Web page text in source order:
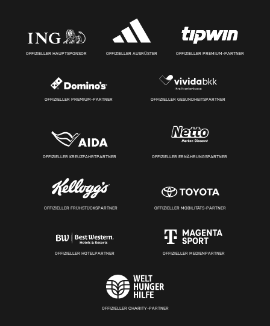
OFFIZIELLER HAUPTSPONSOR OFFIZIELLER AUSRÜSTER OFFIZIELLER PREMIUM-PARTNER
OFFIZIELLER PREMIUM-PARTNER OFFIZIELLER GESUNDHEITSPARTNER
OFFIZIELLER KREUZFAHRTPARTNER OFFIZIELLER ERNÄHRUNGSPARTNER
OFFIZIELLER FRÜHSTÜCKSPARTNER OFFIZIELLER MOBILITÄTS-PARTNER
OFFIZIELLER HOTELPARTNER OFFIZIELLER MEDIENPARTNER
OFFIZIELLER CHARITY-PARTNER